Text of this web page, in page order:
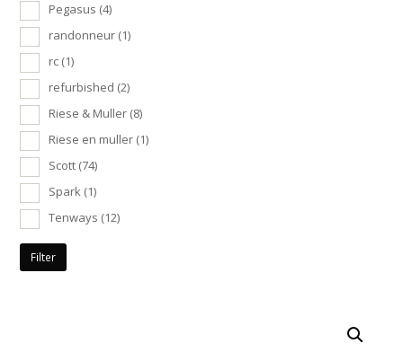
Pegasus (4)
randonneur (1)
rc (1)
refurbished (2)
Riese & Muller (8)
Riese en muller (1)
Scott (74)
Spark (1)
Tenways (12)
Filter